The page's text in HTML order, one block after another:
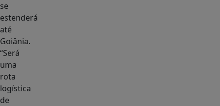
se
estenderá
até
Goiânia.
“Será
uma
rota
logística
de